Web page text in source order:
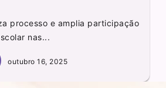
processo e amplia participação
nas...
outubro 16, 2025